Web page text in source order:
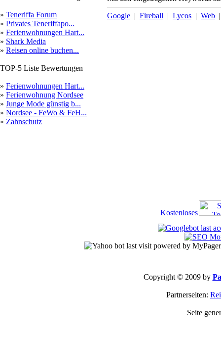
» Teneriffa Forum
» Privates Teneriffapo...
» Ferienwohnungen Hart...
» Shark Media
» Reisen online buchen...
TOP-5 Liste Bewertungen
» Ferienwohnungen Hart...
» Ferienwohnung Nordsee
» Junge Mode günstig b...
» Nordsee - FeWo & FeH...
» Zahnschutz
Google | Fireball | Lycos | Web
Copyright © 2009 by
Partnerseiten:
Seite